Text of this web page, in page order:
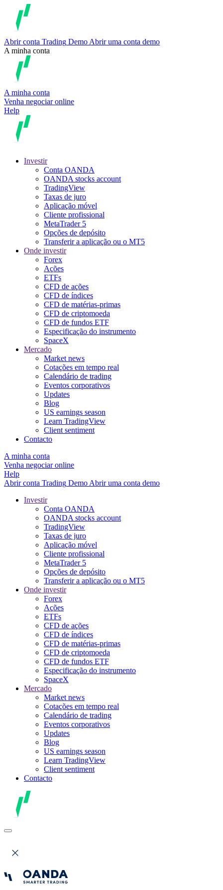
Abrir conta Trading Demo Abrir uma conta demo
A minha conta
A minha conta
Venha negociar online
Help
Investir
Conta OANDA
OANDA stocks account
TradingView
Taxas de juro
Aplicação móvel
Cliente profissional
MetaTrader 5
Opções de depósito
Transferir a aplicação ou o MT5
Onde investir
Forex
Ações
ETFs
CFD de ações
CFD de índices
CFD de matérias-primas
CFD de criptomoeda
CFD de fundos ETF
Especificação do instrumento
SpaceX
Mercado
Market news
Cotações em tempo real
Calendário de trading
Eventos corporativos
Updates
Blog
US earnings season
Learn TradingView
Client sentiment
Contacto
A minha conta
Venha negociar online
Help
Abrir conta Trading Demo Abrir uma conta demo
Investir
Conta OANDA
OANDA stocks account
TradingView
Taxas de juro
Aplicação móvel
Cliente profissional
MetaTrader 5
Opções de depósito
Transferir a aplicação ou o MT5
Onde investir
Forex
Ações
ETFs
CFD de ações
CFD de índices
CFD de matérias-primas
CFD de criptomoeda
CFD de fundos ETF
Especificação do instrumento
SpaceX
Mercado
Market news
Cotações em tempo real
Calendário de trading
Eventos corporativos
Updates
Blog
US earnings season
Learn TradingView
Client sentiment
Contacto